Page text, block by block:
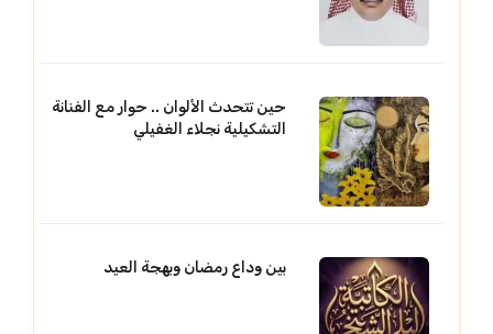
حين تتحدث الألوان .. حوار مع الفنانة
التشكيلية نجلاء الغفيلي
بين وداع رمضان وبهجة العيد